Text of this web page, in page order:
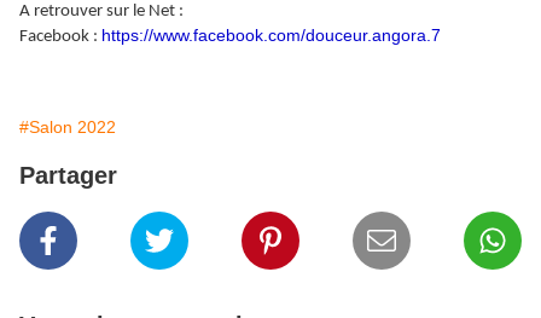
A retrouver sur le Net :
Facebook : https://www.facebook.com/douceur.angora.7
#Salon 2022
Partager